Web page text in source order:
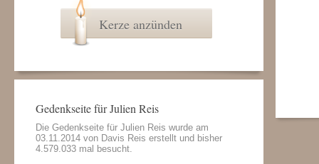
Kerze anzünden
Gedenkseite für Julien Reis
Die Gedenkseite für Julien Reis wurde am
03.11.2014 von Davis Reis erstellt und bisher
4.579.033 mal besucht.